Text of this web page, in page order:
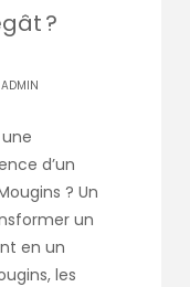
?
ADMIN
d’un
? Un
un
en un
les